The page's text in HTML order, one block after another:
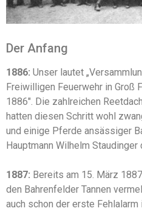
Der Anfang
1886: Unser lautet
Freiwilligen Feuerwehr in Groß
1886″. Die zahlreichen
hatten diesen Schritt wohl
und einige Pferde ansässiger
Hauptmann Wilhelm
1887: Bereits am 15. März
den Bahrenfelder Tannen
auch schon der erste